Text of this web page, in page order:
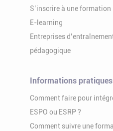
S’inscrire à une formation
E-learning
Entreprises
pédagogique
Informations pratiques
Comment faire pour
ESPO ou ESRP ?
Comment suivre une